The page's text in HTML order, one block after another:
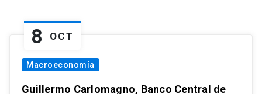
8 OCT
Macroeconomía
Guillermo Carlomagno, Banco Central de